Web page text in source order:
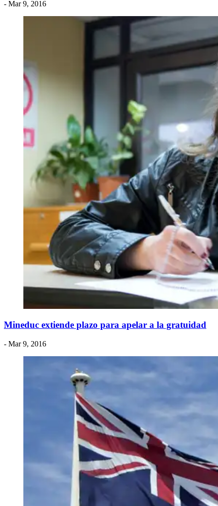
- Mar 9, 2016
Mineduc extiende plazo para apelar a la gratuidad
- Mar 9, 2016